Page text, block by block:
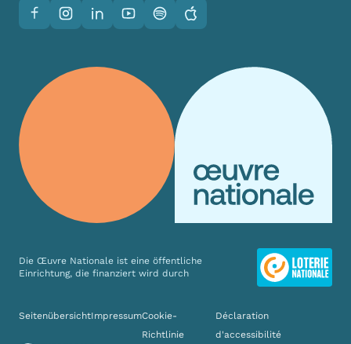
FacebookInstagramLinkedInYouTubeSpotifyApple
Die Œuvre Nationale ist eine öffentliche
Einrichtung, die finanziert wird durch
Verschiedene Links
SeitenübersichtImpressumCookie-
Richtlinie
Déclaration
d'accessibilité